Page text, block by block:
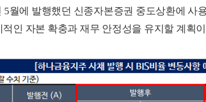
5월에 발행했던 신종자본증권 중도상환에 사
인 자본 확충과 재무 안정성을 유지할 계획